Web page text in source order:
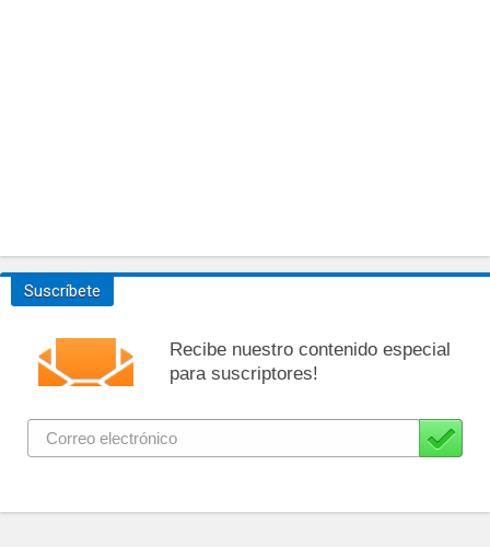
Suscríbete
Recibe nuestro contenido especial
para suscriptores!